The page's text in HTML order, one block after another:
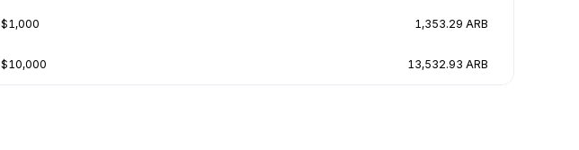
$1,000 1,353.29 ARB
$10,000 13,532.93 ARB